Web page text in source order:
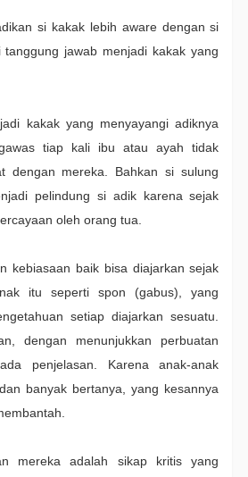
si kakak lebih aware dengan si
jawab menjadi kakak yang
kakak yang menyayangi adiknya
tiap kali ibu atau ayah tidak
dengan mereka. Bahkan si sulung
pelindung si adik karena sejak
oleh orang tua.
kebiasaan baik bisa diajarkan sejak
itu seperti spon (gabus), yang
setiap diajarkan sesuatu.
dengan menunjukkan perbuatan
penjelasan. Karena anak-anak
banyak bertanya, yang kesannya
mereka adalah sikap kritis yang